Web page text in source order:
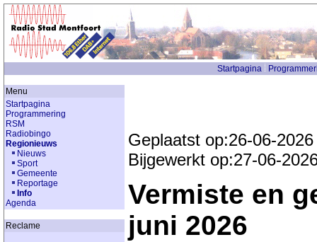
Startpagina
Menu
Startpagina
Programmering
RSM
Radiobingo
Regionieuws
Nieuws
Sport
Gemeente
Reportage
Info
Agenda
Reclame
Geplaatst op:26-06-2026
Bijgewerkt op:27-06-
Vermiste en
juni 2026